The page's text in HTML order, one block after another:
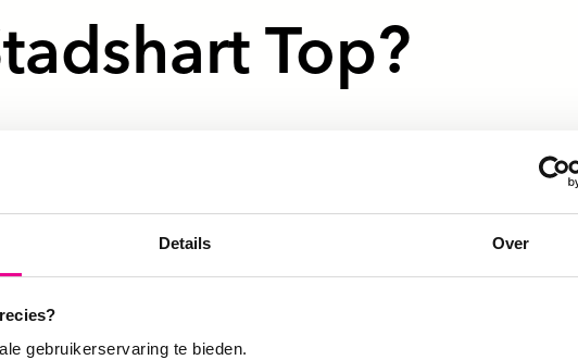
Details Over
gebruikerservaring te bieden.
Top?
Boomssloot 52, 1011 EC Amsterdam